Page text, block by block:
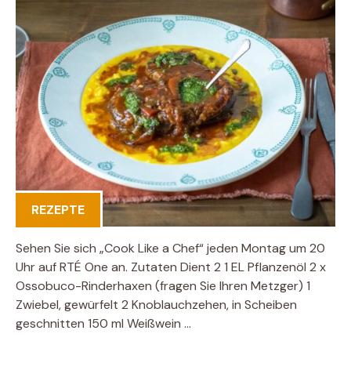
REZEPTE
Sehen Sie sich „Cook Like a Chef“ jeden Montag um 20
Uhr auf RTÉ One an. Zutaten Dient 2 1 EL Pflanzenöl 2 x
Ossobuco-Rinderhaxen (fragen Sie Ihren Metzger) 1
Zwiebel, gewürfelt 2 Knoblauchzehen, in Scheiben
geschnitten 150 ml Weißwein …